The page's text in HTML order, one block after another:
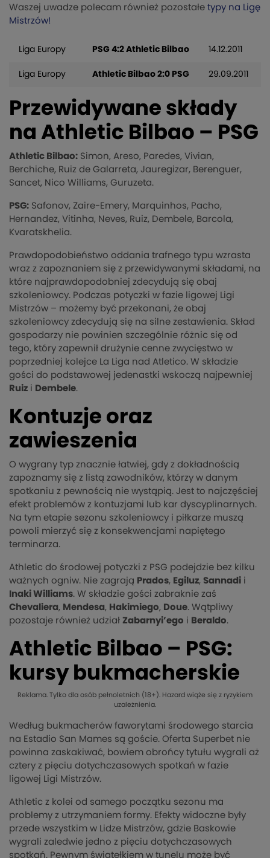
Waszej uwadze polecam również pozostałe typy na Ligę
Mistrzów!
Liga Europy PSG 4:2 Athletic Bilbao 14.12.2011
Liga Europy Athletic Bilbao 2:0 PSG 29.09.2011
Przewidywane składy
na Athletic Bilbao – PSG
Athletic Bilbao: Simon, Areso, Paredes, Vivian,
Berchiche, Ruiz de Galarreta, Jauregizar, Berenguer,
Sancet, Nico Williams, Guruzeta.
PSG: Safonov, Zaire-Emery, Marquinhos, Pacho,
Hernandez, Vitinha, Neves, Ruiz, Dembele, Barcola,
Kvaratskhelia.
Prawdopodobieństwo oddania trafnego typu wzrasta
wraz z zapoznaniem się z przewidywanymi składami, na
które najprawdopodobniej zdecydują się obaj
szkoleniowcy. Podczas potyczki w fazie ligowej Ligi
Mistrzów – możemy być przekonani, że obaj
szkoleniowcy zdecydują się na silne zestawienia. Skład
gospodarzy nie powinien szczególnie różnic się od
tego, który zapewnił drużynie cenne zwycięstwo w
poprzedniej kolejce La Liga nad Atletico. W składzie
gości do podstawowej jedenastki wskoczą najpewniej
Ruiz i Dembele.
Kontuzje oraz
zawieszenia
O wygrany typ znacznie łatwiej, gdy z dokładnością
zapoznamy się z listą zawodników, którzy w danym
spotkaniu z pewnością nie wystąpią. Jest to najczęściej
efekt problemów z kontuzjami lub kar dyscyplinarnych.
Na tym etapie sezonu szkoleniowcy i piłkarze muszą
powoli mierzyć się z konsekwencjami napiętego
terminarza.
Athletic do środowej potyczki z PSG podejdzie bez kilku
ważnych ogniw. Nie zagrają Prados, Egiluz, Sannadi i
Inaki Williams. W składzie gości zabraknie zaś
Chevaliera, Mendesa, Hakimiego, Doue. Wątpliwy
pozostaje również udział Zabarnyi’ego i Beraldo.
Athletic Bilbao – PSG:
kursy bukmacherskie
Reklama. Tylko dla osób pełnoletnich (18+). Hazard wiąże się z ryzykiem
uzależnienia.
Według bukmacherów faworytami środowego starcia
na Estadio San Mames są goście. Oferta Superbet nie
powinna zaskakiwać, bowiem obrońcy tytułu wygrali aż
cztery z pięciu dotychczasowych spotkań w fazie
ligowej Ligi Mistrzów.
Athletic z kolei od samego początku sezonu ma
problemy z utrzymaniem formy. Efekty widoczne były
przede wszystkim w Lidze Mistrzów, gdzie Baskowie
wygrali zaledwie jedno z pięciu dotychczasowych
spotkań. Pewnym światełkiem w tunelu może być